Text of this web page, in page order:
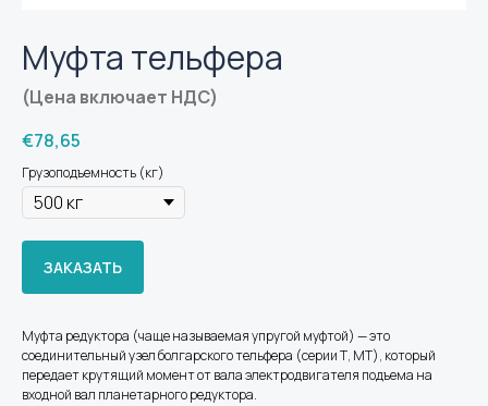
Муфта тельфера
(Цена включает НДС)
€78,65
Грузоподъемность (кг)
ЗАКАЗАТЬ
Муфта редуктора (чаще называемая упругой муфтой) — это
соединительный узел болгарского тельфера (серии Т, МТ), который
передает крутящий момент от вала электродвигателя подъема на
входной вал планетарного редуктора.